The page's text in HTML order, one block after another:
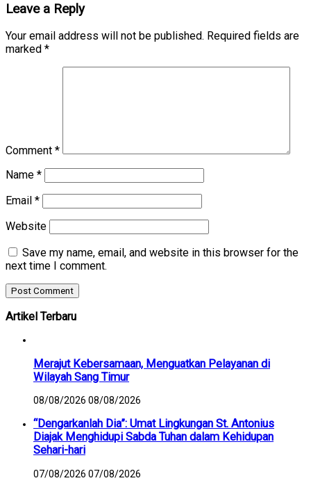
Leave a Reply
Your email address will not be published. Required fields are
marked *
Comment *
Name *
Email *
Website
Save my name, email, and website in this browser for the
next time I comment.
Artikel Terbaru
Merajut Kebersamaan, Menguatkan Pelayanan di
Wilayah Sang Timur
08/08/2026 08/08/2026
“Dengarkanlah Dia”: Umat Lingkungan St. Antonius
Diajak Menghidupi Sabda Tuhan dalam Kehidupan
Sehari-hari
07/08/2026 07/08/2026